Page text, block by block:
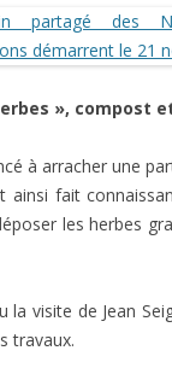
», compost
à arracher une
ainsi fait
les herbes
la visite de Jean
travaux.